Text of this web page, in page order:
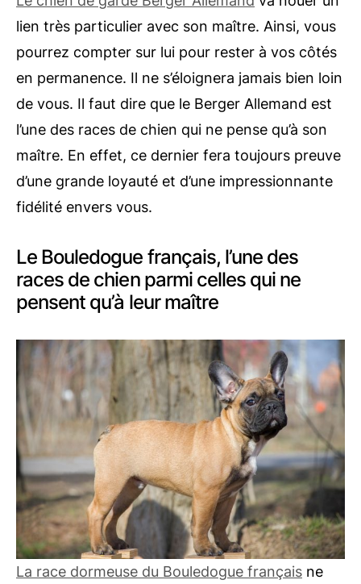
lien très particulier avec son maître. Ainsi, vous
pourrez compter sur lui pour rester à vos côtés
en permanence. Il ne s’éloignera jamais bien loin
de vous. Il faut dire que le Berger Allemand est
l’une des races de chien qui ne pense qu’à son
maître. En effet, ce dernier fera toujours preuve
d’une grande loyauté et d’une impressionnante
fidélité envers vous.
Le Bouledogue français, l’une des
races de chien parmi celles qui ne
pensent qu’à leur maître
La race dormeuse du Bouledogue français ne